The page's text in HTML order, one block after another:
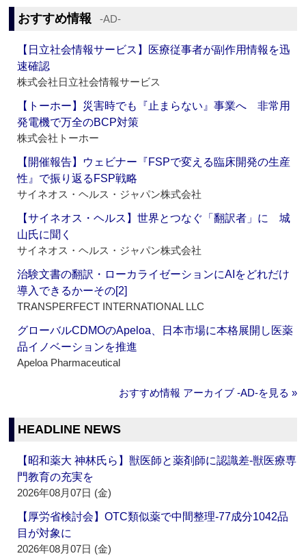
おすすめ情報 ‐AD‐
【日立社会情報サービス】医療従事者が副作用情報を迅
速確認
株式会社日立社会情報サービス
【トーホー】災害時でも『止まらない』事業へ 非常用
発電機で万全のBCP対策
株式会社トーホー
【開催報告】ウェビナー『FSPで変える臨床開発の生産
性』で振り返るFSP戦略
サイネオス・ヘルス・ジャパン株式会社
【サイネオス・ヘルス】世界とつなぐ「翻訳者」に 城
山氏に聞く
サイネオス・ヘルス・ジャパン株式会社
治験文書の翻訳・ローカライゼーションにAIをどれだけ
導入できるかーその[2]
TRANSPERFECT INTERNATIONAL LLC
グローバルCDMOのApeloa、日本市場に本格展開し医薬
品イノベーションを推進
Apeloa Pharmaceutical
おすすめ情報 アーカイブ ‐AD‐を見る »
HEADLINE NEWS
【昭和薬大 神林氏ら】獣医師と薬剤師に認識差‐獣医療専
門教育の充実を
2026年08月07日 (金)
【厚労省検討会】OTC類似薬で中間整理‐77成分1042品
目が対象に
2026年08月07日 (金)